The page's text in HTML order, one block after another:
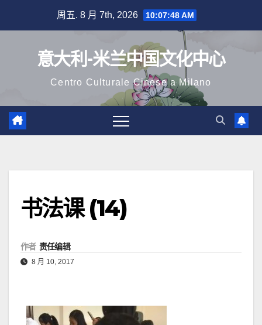
周五. 8 月 7th, 2026 10:07:48 AM
意大利-米兰中国文化中心
Centro Culturale Cinese a Milano
书法课 (14)
作者 责任编辑
8 月 10, 2017